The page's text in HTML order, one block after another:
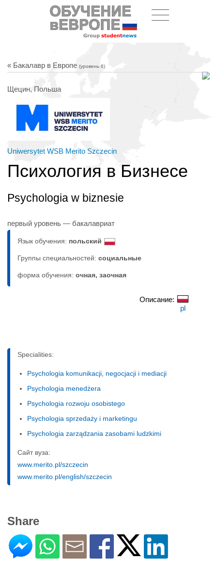
« Бакалавр в Европе (уровень 6)
Щецин, Польша
Uniwersytet WSB Merito Szczecin
Психология в Бизнесе
Psychologia w biznesie
первый уровень — бакалавриат
Язык обучения: польский
Группы специальностей: социальные
форма обучения: очная, заочная
Описание:
pl
Specialities:
Psychologia komunikacji, negocjacji i mediacji
Psychologia menedżera
Psychologia rozwoju osobistego
Psychologia sprzedaży i marketingu
Psychologia zarządzania zasobami ludzkimi
Сайт вуза:
www.merito.pl/szczecin
www.merito.pl/english/szczecin
Share